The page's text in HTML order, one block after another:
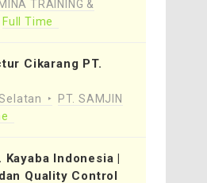
TRAINING &
Full Time
Cikarang PT.
PT. SAMJIN
Kayaba Indonesia |
Quality Control